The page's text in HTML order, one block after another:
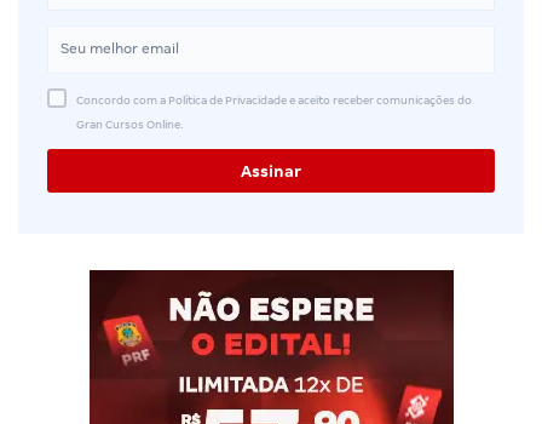
Concordo com a Política de Privacidade e aceito receber comunicações do
Gran Cursos Online.